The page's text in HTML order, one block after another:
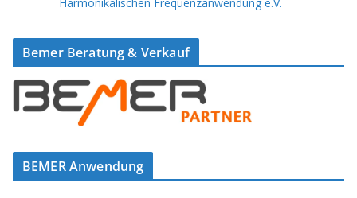
Bemer Beratung & Verkauf
BEMER Anwendung